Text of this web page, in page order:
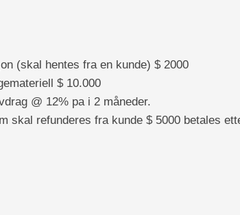
(skal hentes fra en kunde) $ 2000
$ 10.000
@ 12% pa i 2 måneder.
skal refunderes fra kunde $ 5000 betales